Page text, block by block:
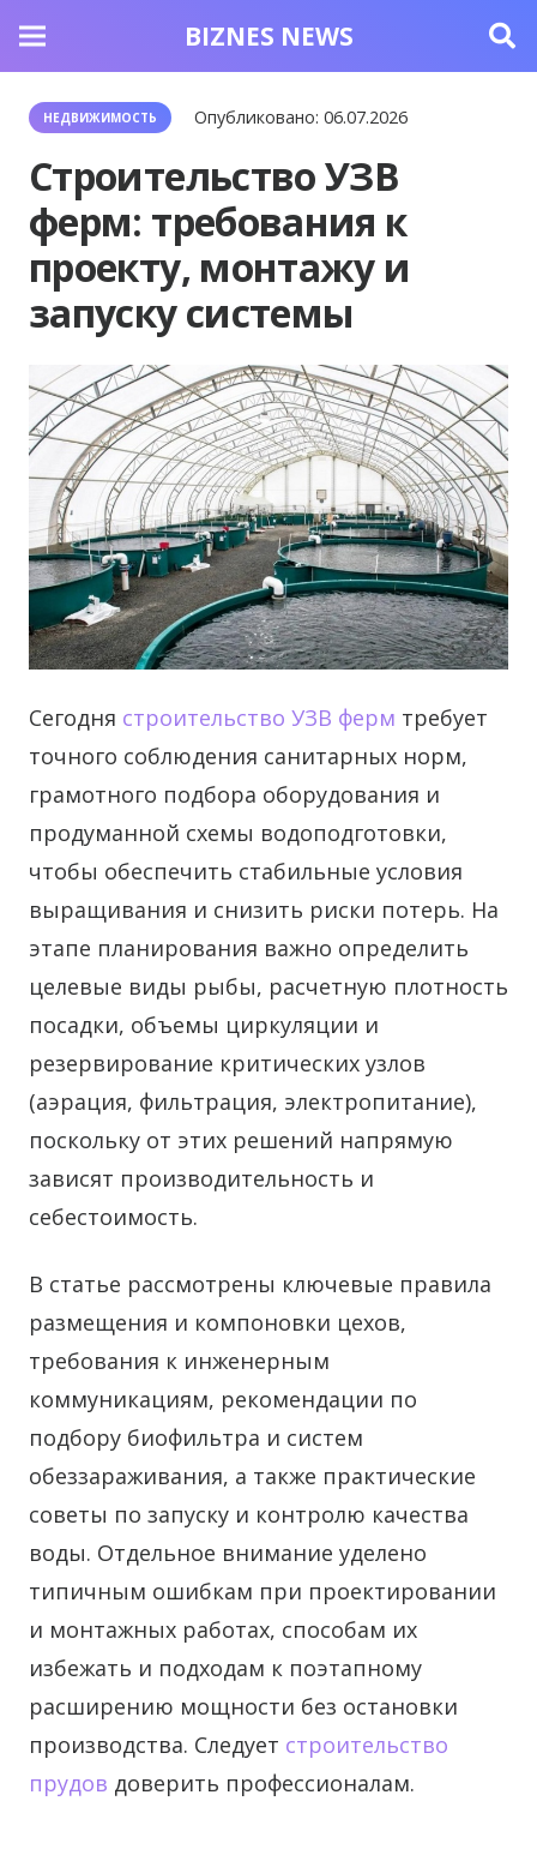
BIZNES NEWS
НЕДВИЖИМОСТЬ Опубликовано:06.07.2026
Строительство УЗВ
ферм: требования к
проекту, монтажу и
запуску системы
Сегодня строительство УЗВ ферм требует
точного соблюдения санитарных норм,
грамотного подбора оборудования и
продуманной схемы водоподготовки,
чтобы обеспечить стабильные условия
выращивания и снизить риски потерь. На
этапе планирования важно определить
целевые виды рыбы, расчетную плотность
посадки, объемы циркуляции и
резервирование критических узлов
(аэрация, фильтрация, электропитание),
поскольку от этих решений напрямую
зависят производительность и
себестоимость.
В статье рассмотрены ключевые правила
размещения и компоновки цехов,
требования к инженерным
коммуникациям, рекомендации по
подбору биофильтра и систем
обеззараживания, а также практические
советы по запуску и контролю качества
воды. Отдельное внимание уделено
типичным ошибкам при проектировании
и монтажных работах, способам их
избежать и подходам к поэтапному
расширению мощности без остановки
производства. Следует строительство
прудов доверить профессионалам.